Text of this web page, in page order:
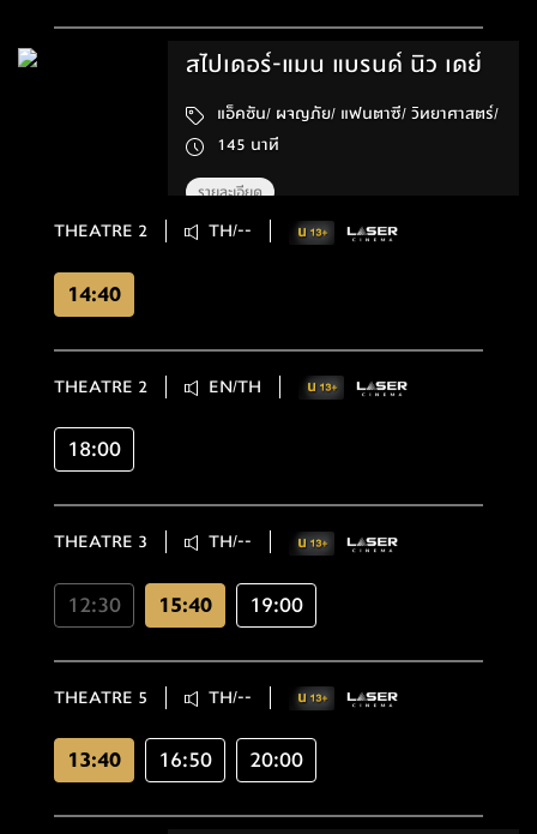
สไปเดอร์-แมน แบรนด์ นิว เดย์
แอ็คชัน/ ผจญภัย/ แฟนตาซี/ วิทยาศาสตร์/
145 นาที
รายละเอียด
THEATRE 2 TH/--
14:40
THEATRE 2 EN/TH
18:00
THEATRE 3 TH/--
12:30 15:40 19:00
THEATRE 5 TH/--
13:40 16:50 20:00